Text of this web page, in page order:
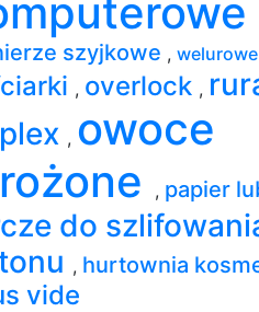
szyjkowe ,
, overlock ,
, owoce
, papier
do
, hurtownia
vide